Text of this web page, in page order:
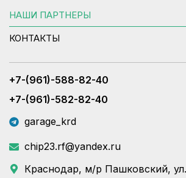
НАШИ ПАРТНЕРЫ
КОНТАКТЫ
+7-(961)-588-82-40
+7-(961)-582-82-40
garage_krd
chip23.rf@yandex.ru
Краснодар, м/р Пашковский,